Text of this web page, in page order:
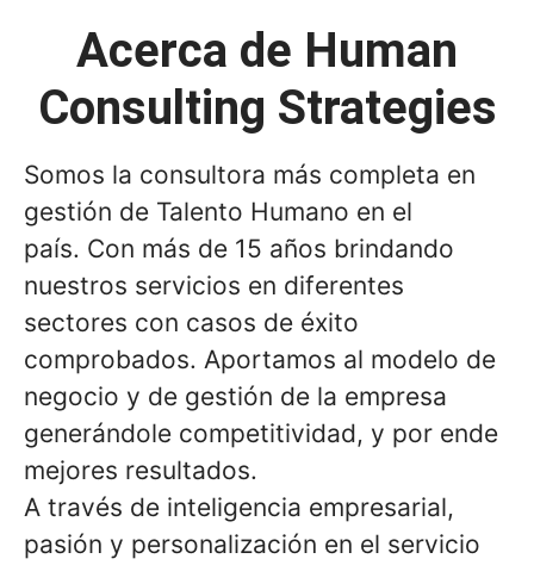
Acerca de Human
Consulting Strategies
Somos la consultora más completa en
gestión de Talento Humano en el
país. Con más de 15 años brindando
nuestros servicios en diferentes
sectores con casos de éxito
comprobados. Aportamos al modelo de
negocio y de gestión de la empresa
generándole competitividad, y por ende
mejores resultados.
A través de inteligencia empresarial,
pasión y personalización en el servicio